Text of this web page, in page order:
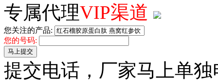
专属代理VIP渠道
您关注的产品:
您的号码:
马上提交
提交电话，厂家马上单